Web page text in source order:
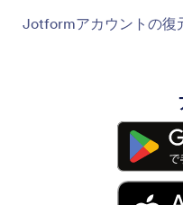
Jotformアカウントの復